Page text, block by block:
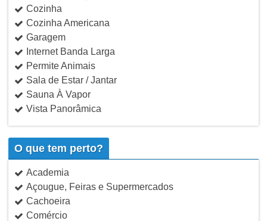
Cozinha
Cozinha Americana
Garagem
Internet Banda Larga
Permite Animais
Sala de Estar / Jantar
Sauna À Vapor
Vista Panorâmica
O que tem perto?
Academia
Açougue, Feiras e Supermercados
Cachoeira
Comércio